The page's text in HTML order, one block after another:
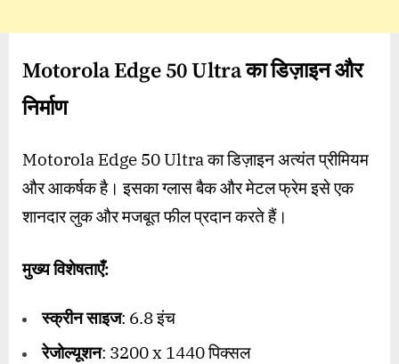
Motorola Edge 50 Ultra का डिज़ाइन और
निर्माण
Motorola Edge 50 Ultra का डिज़ाइन अत्यंत प्रीमियम
और आकर्षक है। इसका ग्लास बैक और मेटल फ्रेम इसे एक
शानदार लुक और मजबूत फील प्रदान करते हैं।
मुख्य विशेषताएँ:
स्क्रीन साइज: 6.8 इंच
रेजोल्यूशन: 3200 x 1440 पिक्सल